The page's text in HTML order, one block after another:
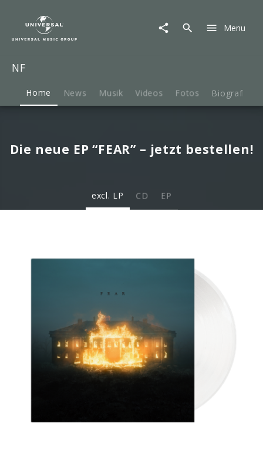
Menu
NF
Home News Musik Videos Fotos Biografie
Die neue EP “FEAR” – jetzt bestellen!
excl. LP CD EP